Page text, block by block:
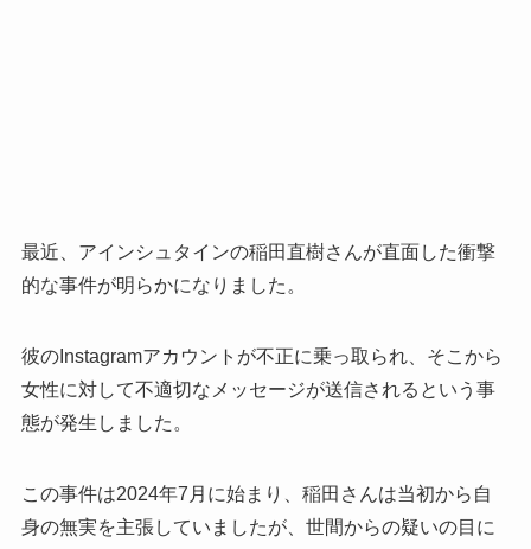
最近、アインシュタインの稲田直樹さんが直面した衝撃
的な事件が明らかになりました。
彼のInstagramアカウントが不正に乗っ取られ、そこから
女性に対して不適切なメッセージが送信されるという事
態が発生しました。
この事件は2024年7月に始まり、稲田さんは当初から自
身の無実を主張していましたが、世間からの疑いの目に